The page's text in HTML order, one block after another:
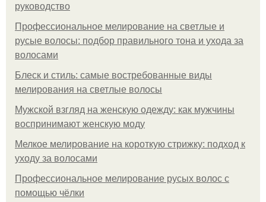
руководство
Профессиональное мелирование на светлые и
русые волосы: подбор правильного тона и ухода за
волосами
Блеск и стиль: самые востребованные виды
мелирования на светлые волосы
Мужской взгляд на женскую одежду: как мужчины
воспринимают женскую моду
Мелкое мелирование на короткую стрижку: подход к
уходу за волосами
Профессиональное мелирование русых волос с
помощью чёлки